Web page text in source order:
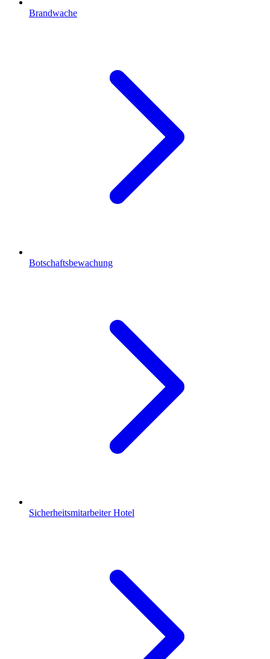
Brandwache
Botschaftsbewachung
Sicherheitsmitarbeiter Hotel